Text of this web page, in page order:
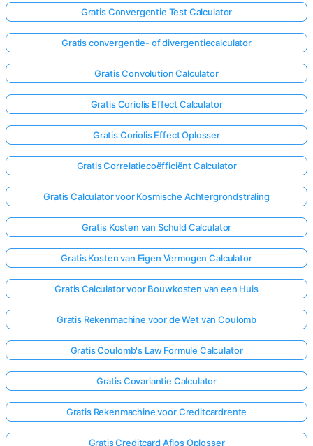
Gratis Convergentie Test Calculator
Gratis convergentie- of divergentiecalculator
Gratis Convolution Calculator
Gratis Coriolis Effect Calculator
Gratis Coriolis Effect Oplosser
Gratis Correlatiecoëfficiënt Calculator
Gratis Calculator voor Kosmische Achtergrondstraling
Gratis Kosten van Schuld Calculator
Gratis Kosten van Eigen Vermogen Calculator
Gratis Calculator voor Bouwkosten van een Huis
Gratis Rekenmachine voor de Wet van Coulomb
Gratis Coulomb's Law Formule Calculator
Gratis Covariantie Calculator
Gratis Rekenmachine voor Creditcardrente
Gratis Creditcard Aflos Oplosser